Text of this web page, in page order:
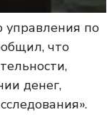
управления по
что
денег,